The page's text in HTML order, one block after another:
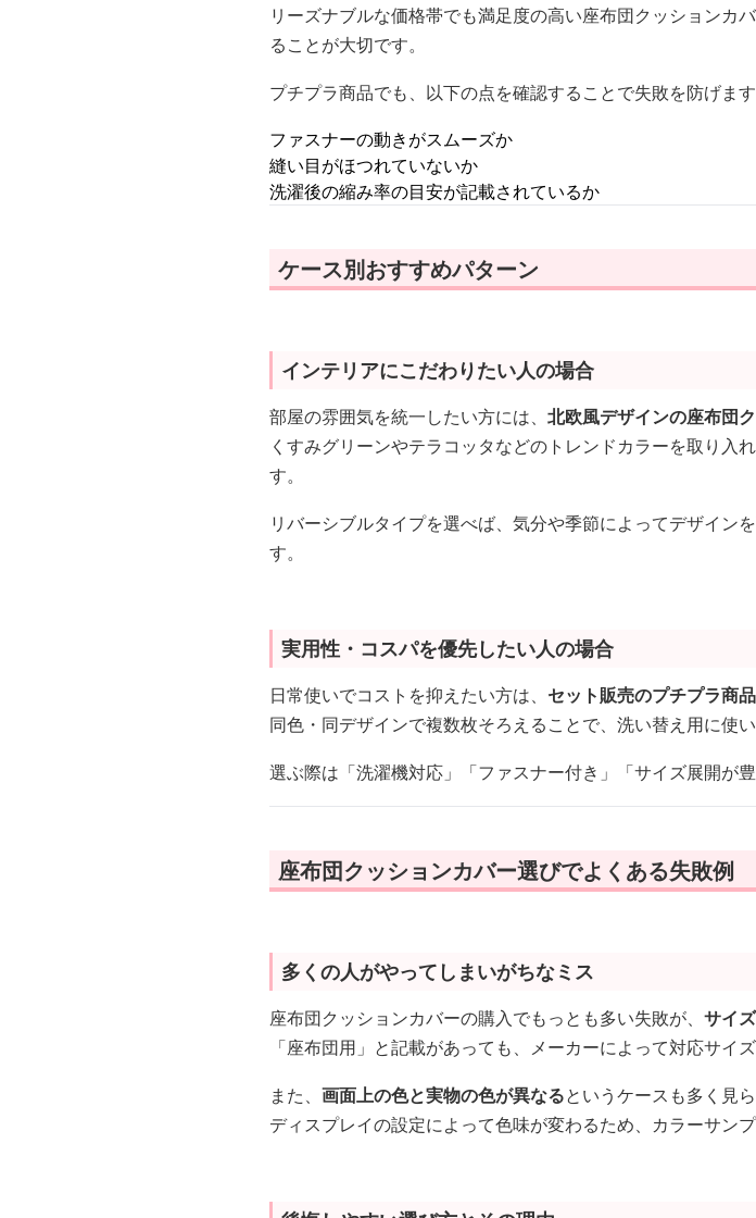
リーズナブルな価格帯でも満足度の高い座布団クッションカバ
ることが大切です。
プチプラ商品でも、以下の点を確認することで失敗を防げます
ファスナーの動きがスムーズか
縫い目がほつれていないか
洗濯後の縮み率の目安が記載されているか
ケース別おすすめパターン
インテリアにこだわりたい人の場合
部屋の雰囲気を統一したい方には、 北欧風デザインの座布団
くすみグリーンやテラコッタなどのトレンドカラーを取り入
す。
リバーシブルタイプを選べば、気分や季節によってデザイン
す。
実用性・コスパを優先したい人の場合
日常使いでコストを抑えたい方は、 セット販売のプチプラ商品
同色・同デザインで複数枚そろえることで、洗い替え用に使い
選ぶ際は「洗濯機対応」「ファスナー付き」「サイズ展開が
座布団クッションカバー選びでよくある失敗例
多くの人がやってしまいがちなミス
座布団クッションカバーの購入でもっとも多い失敗が、 サイ
「座布団用」と記載があっても、メーカーによって対応サイズ
また、 画面上の色と実物の色が異なるというケースも多く見ら
ディスプレイの設定によって色味が変わるため、カラーサン